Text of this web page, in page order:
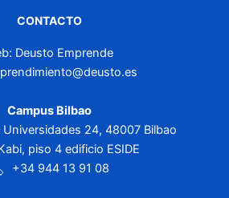
CONTACTO
Deusto Emprende
Campus Bilbao
Universidades 24, 48007 Bilbao
piso 4 edificio ESIDE
+34 944 13 91 08